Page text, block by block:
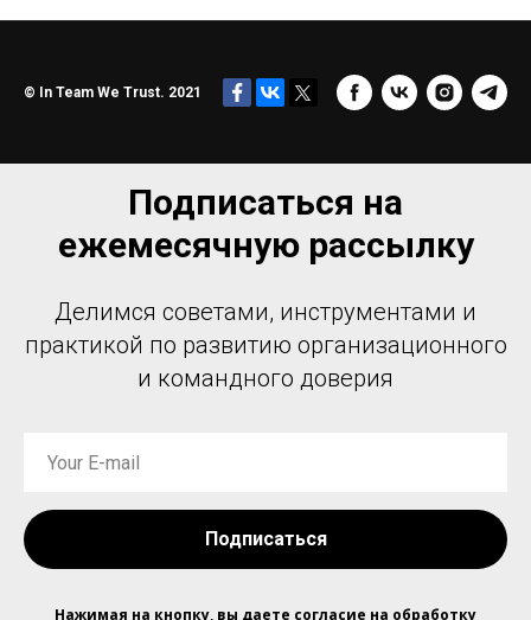
© In Team We Trust. 2021
Подписаться на
ежемесячную рассылку
Делимся советами, инструментами и
практикой по развитию организационного
и командного доверия
Подписаться
Нажимая на кнопку, вы даете согласие на обработку